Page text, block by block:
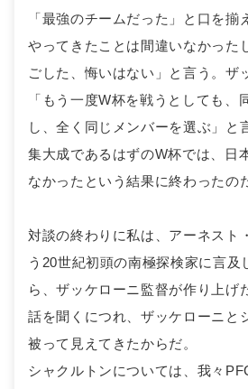
「最強のチームだった」と口を揃
やってきたことは間違いなかった
ごした、悔いはない」と言う。ザ
「もう一度W杯を戦うとしても、
し、全く同じメンバーを選ぶ」と
集大成であるはずのW杯では、日
なかったという結果に終わったの
対談の終わりに私は、アーネスト
う20世紀初頭の南極探検家に言及
ら、ザッケローニ監督が作り上げ
話を聞くにつれ、ザッケローニと
被って見えてきたからだ。
シャクルトンについては、我々